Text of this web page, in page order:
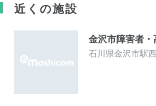
近くの施設
金沢市障害者
石川県金沢市駅